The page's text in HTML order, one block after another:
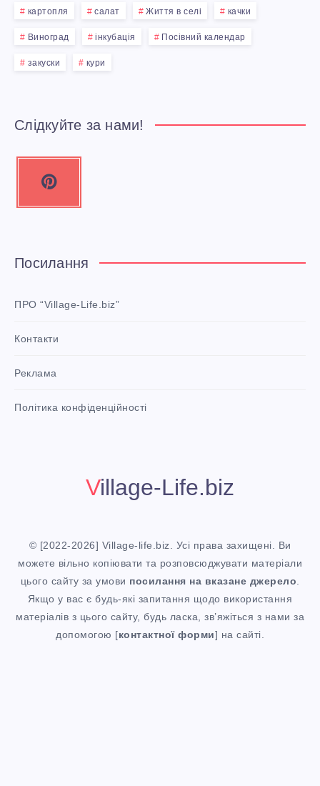
картопля салат Життя в селі качки
Виноград інкубація Посівний календар
закуски кури
Слідкуйте за нами!
e
e
i
i
t
Посилання
ПРО “Village-Life.biz”
Контакти
Реклама
Політика конфіденційності
Village-Life.biz
© [2022-2026] Village-life.biz. Усі права захищені. Ви
можете вільно копіювати та розповсюджувати матеріали
цього сайту за умови посилання на вказане джерело
Якщо у вас є будь-які запитання щодо використання
матеріалів з цього сайту, будь ласка, зв’яжіться з нами за
допомогою [контактної форми] на сайті.